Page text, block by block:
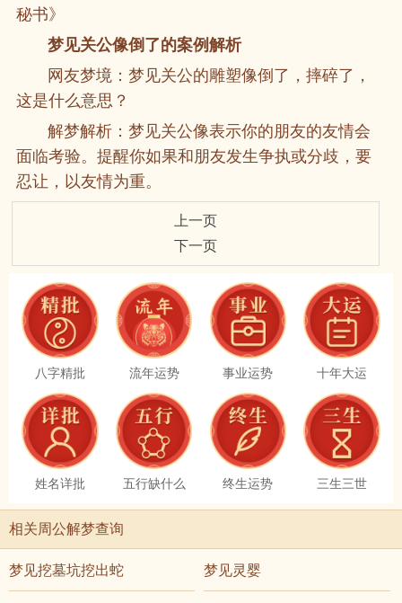
秘书》
梦见关公像倒了的案例解析
网友梦境：梦见关公的雕塑像倒了，摔碎了，
这是什么意思？
解梦解析：梦见关公像表示你的朋友的友情会
面临考验。提醒你如果和朋友发生争执或分歧，要
忍让，以友情为重。
上一页
下一页
八字精批 流年运势 事业运势 十年大运
姓名详批 五行缺什么 终生运势 三生三世
相关周公解梦查询
梦见挖墓坑挖出蛇 梦见灵婴